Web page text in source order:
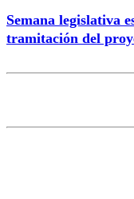
Semana legislativa
tramitación del